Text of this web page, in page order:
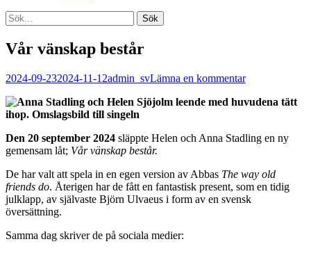
Search
Sök
efter:
[label]
Vår vänskap består
Publicerat
2024-09-232024-11-12Författare
admin_svLämna en kommentar
Den 20 september 2024 släppte Helen och Anna Stadling en ny
gemensam låt; Vår vänskap består.
De har valt att spela in en egen version av Abbas The way old
friends do. Återigen har de fått en fantastisk present, som en tidig
julklapp, av självaste Björn Ulvaeus i form av en svensk
översättning.
Samma dag skriver de på sociala medier: